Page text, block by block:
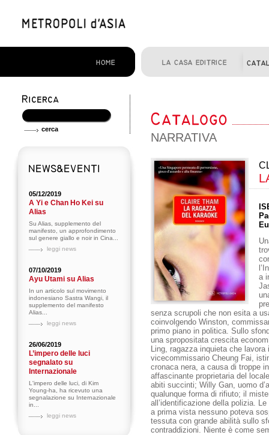
05/12/2019
A Yi e Chan Ho Kei su
Alias
Su Alias, supplemento del
manifesto, un approfondimento
sul genere giallo e noir in Cina...
leggi news
07/10/2019
Ayu Utami su Alias
In un articolo sul movimento
indonesiano Sastra Wangi, il
supplemento del manifesto
Alias...
leggi news
26/06/2019
L’impero delle luci
segnalato su
Internazionale
L'impero delle luci, di Kim
Young-ha, ha ricevuto una
segnalazione su Internazionale
in...
leggi news
NARRATIVA
a
senza scrupoli che non esita a
coinvolgendo Winston,
primo piano in politica. Sullo
una spropositata crescita
Ling, ragazza inquieta che
vicecommissario Cheung Fai,
cronaca nera, a causa di troppe
affascinante proprietaria del
abiti succinti; Willy Gan, uomo
qualunque forma di rifiuto; il
all’identificazione della polizia.
a prima vista nessuno poteva
tessuta con grande abilità sullo
contraddizioni. Niente è come